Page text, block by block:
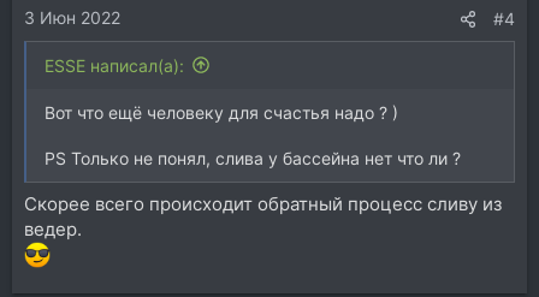
:3 Июн 2022 #4
ESSE написал(а):
Вот что ещё человеку для счастья надо ? )
PS Только не понял, слива у бассейна нет что ли ?
Скорее всего происходит обратный процесс сливу из
ведер.